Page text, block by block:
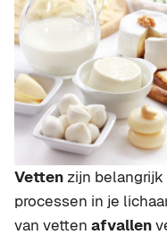
Vetten zijn
processen in je
van vetten afvallen